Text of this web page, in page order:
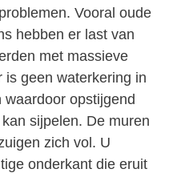
Vooral oude
hebben er last van
met massieve
is geen waterkering in
opstijgend
sijpelen. De muren
zich vol. U
onderkant die eruit